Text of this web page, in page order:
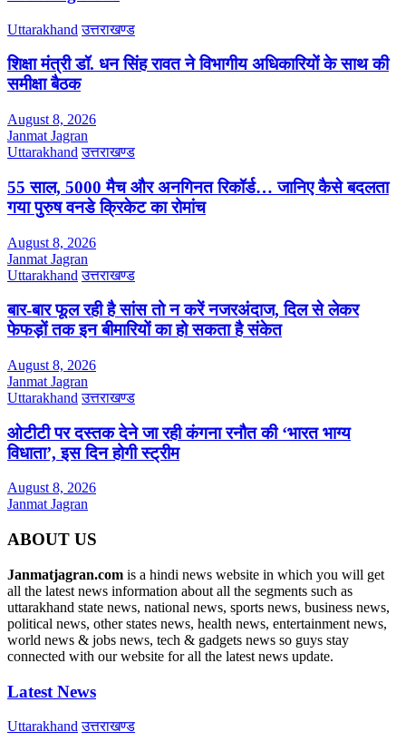
Uttarakhand उत्तराखण्ड
शिक्षा मंत्री डॉ. धन सिंह रावत ने विभागीय अधिकारियों के साथ की
समीक्षा बैठक
August 8, 2026
Janmat Jagran
Uttarakhand उत्तराखण्ड
55 साल, 5000 मैच और अनगिनत रिकॉर्ड… जानिए कैसे बदलता
गया पुरुष वनडे क्रिकेट का रोमांच
August 8, 2026
Janmat Jagran
Uttarakhand उत्तराखण्ड
बार-बार फूल रही है सांस तो न करें नजरअंदाज, दिल से लेकर
फेफड़ों तक इन बीमारियों का हो सकता है संकेत
August 8, 2026
Janmat Jagran
Uttarakhand उत्तराखण्ड
ओटीटी पर दस्तक देने जा रही कंगना रनौत की ‘भारत भाग्य
विधाता’, इस दिन होगी स्ट्रीम
August 8, 2026
Janmat Jagran
ABOUT US
Janmatjagran.com is a hindi news website in which you will get
all the latest news information about all the segments such as
uttarakhand state news, national news, sports news, business news,
political news, other states news, health news, entertainment news,
world news & jobs news, tech & gadgets news so guys stay
connected with our website for all the latest news update.
Latest News
Uttarakhand उत्तराखण्ड